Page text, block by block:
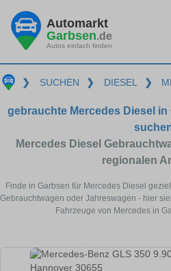
Automarkt
Garbsen.de
Autos einfach finden
❯ SUCHEN ❯ DIESEL ❯
gebrauchte Mercedes Diesel
Mercedes Diesel
regionalen
Finde in Garbsen für Mercedes Diesel
Gebrauchtwagen oder Jahreswagen - hier
Fahrzeuge von Mercedes in